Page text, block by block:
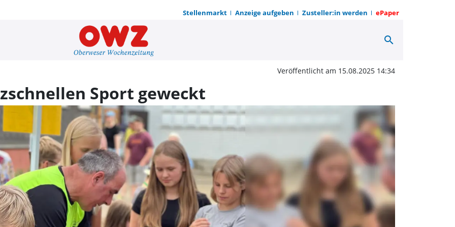
Stellenmarkt Anzeige aufgeben Zusteller:in werden ePaper
Begeisterung für blitzschnellen
search
Veröffentlicht am 15.08.2025 14:34
Sport geweckt